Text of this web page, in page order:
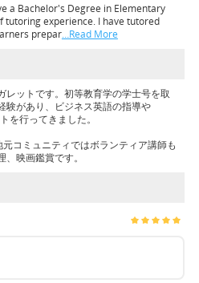
a Bachelor's Degree in Elementary
tutoring experience. I have tutored
prepar…Read More
レットです。初等教育学の学士号を取
験があり、ビジネス英語の指導や
を行ってきました。
コミュニティではボランティア講師も
映画鑑賞です。